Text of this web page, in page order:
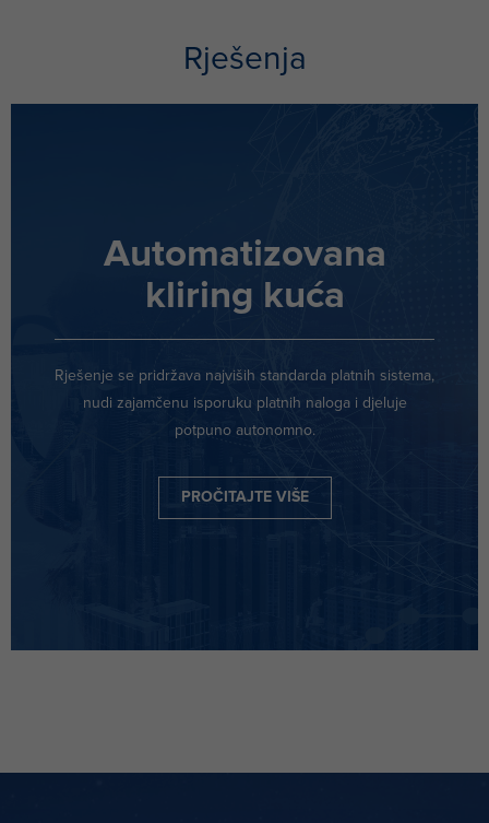
Rješenja
Automatizovana
kliring kuća
Rješenje se pridržava najviših standarda platnih sistema,
nudi zajamčenu isporuku platnih naloga i djeluje
potpuno autonomno.
PROČITAJTE VIŠE